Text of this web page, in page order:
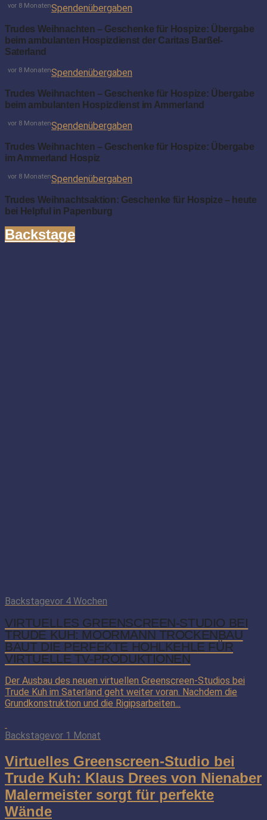
Spendenübergaben
vor 8 Monaten
Trudes Weihnachten – Geschenke für Hospize: Übergabe
beim ambulanten Hospizdienst der Caritas Barßel-
Saterland
Spendenübergaben
vor 8 Monaten
Trudes Weihnachten – Geschenke für Hospize: Übergabe
beim ambulanten Hospizdienst im Ammerland
Spendenübergaben
vor 8 Monaten
Trudes Weihnachten – Geschenke für Hospize: Übergabe
im Ammerland Hospiz
Spendenübergaben
vor 8 Monaten
Trudes Weihnachtsaktion: Geschenke für Hospize – heute
bei Helpful in Papenburg
Backstage
Backstagevor 4 Wochen
VIRTUELLES GREENSCREEN-STUDIO BEI
TRUDE KUH: MOORMANN TROCKENBAU
BAUT DIE PERFEKTE HOHLKEHLE FÜR
VIRTUELLE TV-PRODUKTIONEN
Der Ausbau des neuen virtuellen Greenscreen-Studios bei
Trude Kuh im Saterland geht weiter voran. Nachdem die
Grundkonstruktion und die Rigipsarbeiten...
Backstagevor 1 Monat
Virtuelles Greenscreen-Studio bei
Trude Kuh: Klaus Drees von Nienaber
Malermeister sorgt für perfekte
Wände